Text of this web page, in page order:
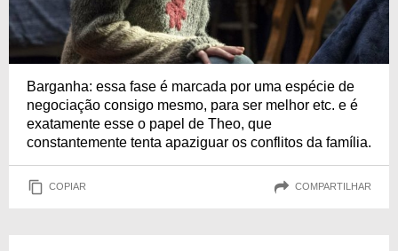
Barganha: essa fase é marcada por uma espécie de
negociação consigo mesmo, para ser melhor etc. e é
exatamente esse o papel de Theo, que
constantemente tenta apaziguar os conflitos da família.
COPIAR COMPARTILHAR